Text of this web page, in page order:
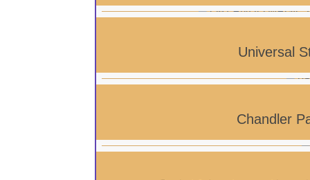
Universal
Chandler